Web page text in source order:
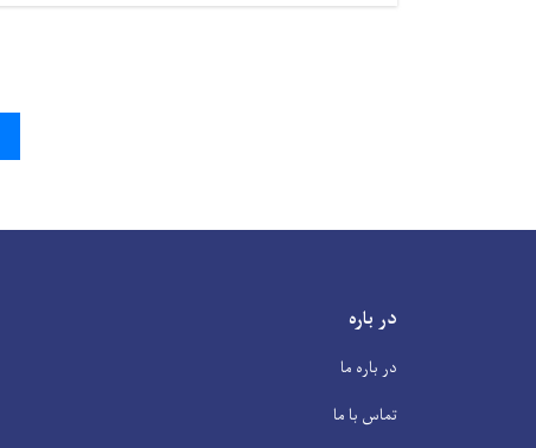
Pagination
در باره
در باره ما
تماس با ما